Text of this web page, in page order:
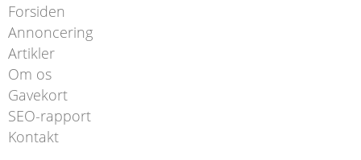
Forsiden
Annoncering
Artikler
Om os
Gavekort
SEO-rapport
Kontakt